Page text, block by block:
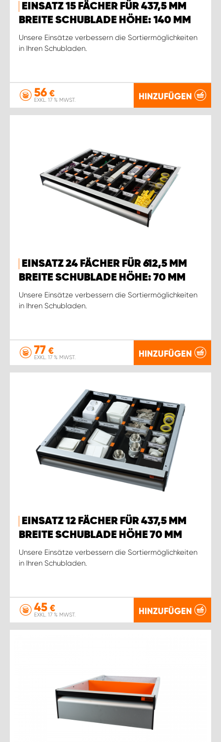
EINSATZ 15 FÄCHER FÜR 437,5 MM
BREITE SCHUBLADE HÖHE: 140 MM
Unsere Einsätze verbessern die Sortiermöglichkeiten
in Ihren Schubladen.
56 €
EXKL. 17 % MWST. HINZUFÜGEN
EINSATZ 24 FÄCHER FÜR 612,5 MM
BREITE SCHUBLADE HÖHE: 70 MM
Unsere Einsätze verbessern die Sortiermöglichkeiten
in Ihren Schubladen.
77 €
EXKL. 17 % MWST. HINZUFÜGEN
EINSATZ 12 FÄCHER FÜR 437,5 MM
BREITE SCHUBLADE HÖHE 70 MM
Unsere Einsätze verbessern die Sortiermöglichkeiten
in Ihren Schubladen.
45 €
EXKL. 17 % MWST. HINZUFÜGEN